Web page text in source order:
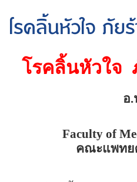
โรคลิ้นหัวใจ ภัย
โรคลิ้นหัวใจ
อ
Faculty of
คณะแพทย